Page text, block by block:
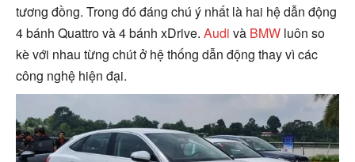
tương đồng. Trong đó đáng chú ý nhất là hai hệ dẫn động
4 bánh Quattro và 4 bánh xDrive. Audi và BMW luôn so
kè với nhau từng chút ở hệ thống dẫn động thay vì các
công nghệ hiện đại.